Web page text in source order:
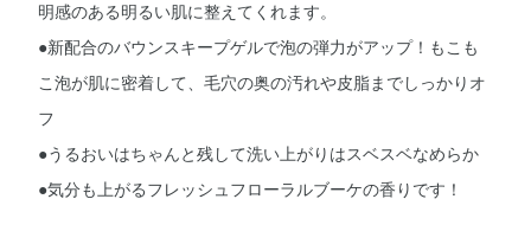
明感のある明るい肌に整えてくれます。
​●新配合のバウンスキープゲルで泡の弾力がアップ！もこも
こ泡が肌に密着して、毛穴の奥の汚れや皮脂までしっかりオ
フ
●うるおいはちゃんと残して洗い上がりはスベスベなめらか
●気分も上がるフレッシュフローラルブーケの香りです！